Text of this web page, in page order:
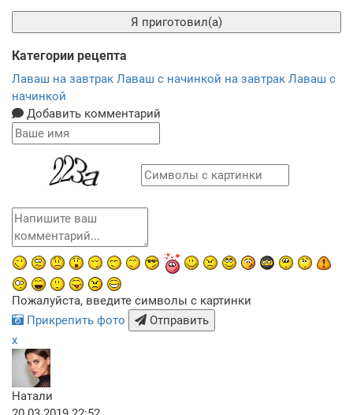
Я приготовил(а)
Категории рецепта
Лаваш на завтрак Лаваш с начинкой на завтрак Лаваш с
начинкой
Добавить комментарий
Пожалуйста, введите символы с картинки
Прикрепить фото
Отправить
x
Натали